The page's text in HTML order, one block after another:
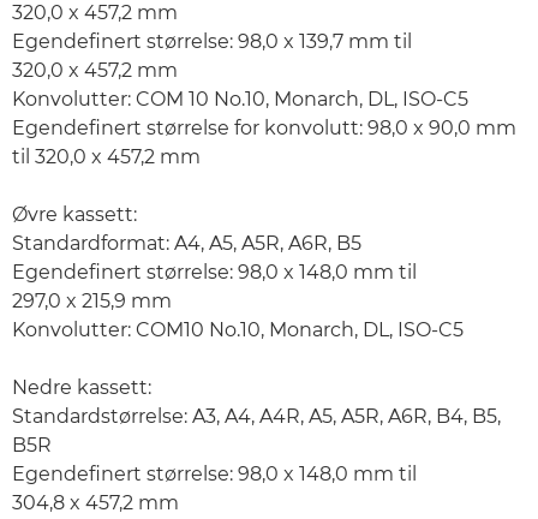
320,0 x 457,2 mm
Egendefinert størrelse: 98,0 x 139,7 mm til
320,0 x 457,2 mm
Konvolutter: COM 10 No.10, Monarch, DL, ISO-C5
Egendefinert størrelse for konvolutt: 98,0 x 90,0 mm
til 320,0 x 457,2 mm
Øvre kassett:
Standardformat: A4, A5, A5R, A6R, B5
Egendefinert størrelse: 98,0 x 148,0 mm til
297,0 x 215,9 mm
Konvolutter: COM10 No.10, Monarch, DL, ISO-C5
Nedre kassett:
Standardstørrelse: A3, A4, A4R, A5, A5R, A6R, B4, B5,
B5R
Egendefinert størrelse: 98,0 x 148,0 mm til
304,8 x 457,2 mm